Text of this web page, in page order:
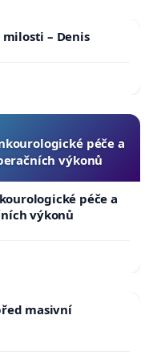
– Denis
péče a
výkonů
péče a
výkonů
masivní